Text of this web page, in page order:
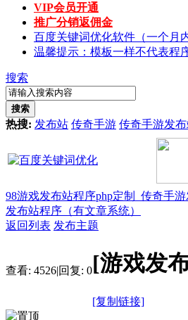
VIP会员开通
推广分销返佣金
百度关键词优化软件（一个月
温馨提示：模板一样不代表程
搜索
搜索
热搜: 发布站 传奇手游 传奇手游发
98游戏发布站程序php定制_传奇手
发布站程序（有文章系统）
返回列表 发布主题
查看: 4526|回复: 0[游戏发
[复制链接]